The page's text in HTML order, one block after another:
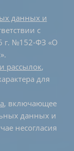
данных и
с
г. №152-ФЗ «О
рассылок,
для
, включающее
данных и
несогласия